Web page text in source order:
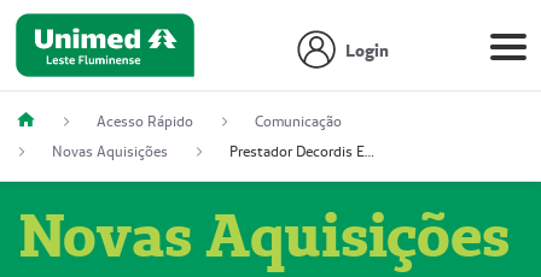
Login
Acesso Rápido
Comunicação
Novas Aquisições
Prestador Decordis Exames Cardiológicos LTDA (51004346-0)
Novas Aquisições